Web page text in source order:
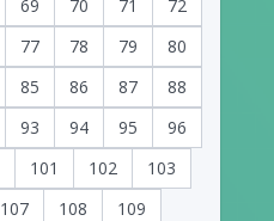
69 70 71
72
77 78 79
80
85 86 87
88
93 94 95
96
101 102
103
107 108
109